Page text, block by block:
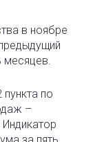
в ноябре
по
–